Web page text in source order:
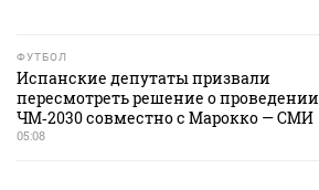
ФУТБОЛ
Испанские депутаты призвали
пересмотреть решение о проведении
ЧМ‑2030 совместно с Марокко — СМИ
05:08